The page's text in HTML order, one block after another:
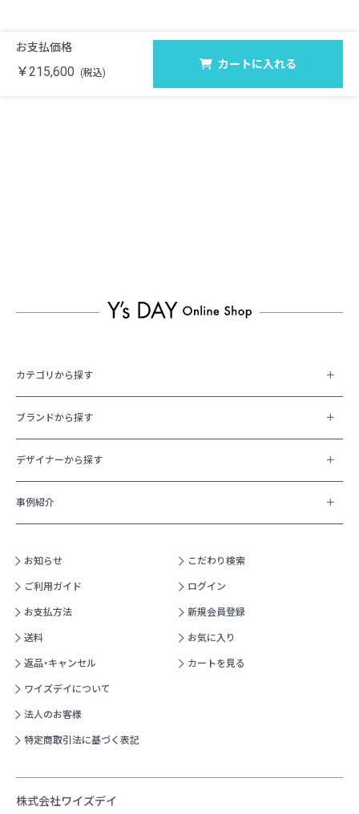
お支払価格
￥215,600 (税込)
カートに入れる
カテゴリから探す
ブランドから探す
デザイナーから探す
事例紹介
お知らせ
ご利用ガイド
お支払方法
送料
返品・キャンセル
ワイズデイについて
法人のお客様
特定商取引法に基づく表記
こだわり検索
ログイン
新規会員登録
お気に入り
カートを見る
株式会社ワイズデイ